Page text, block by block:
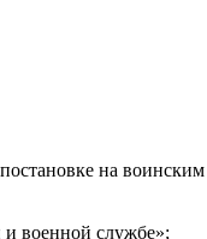
на воинским
и военной службе»;